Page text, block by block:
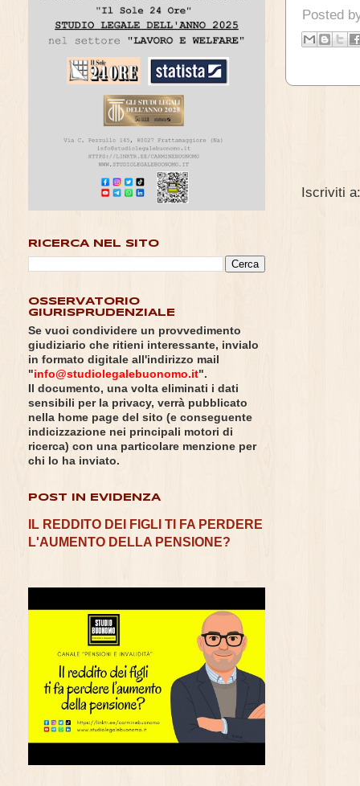
Posted
Iscriviti
RICERCA NEL SITO
OSSERVATORIO
GIURISPRUDENZIALE
Se vuoi condividere un provvedimento
giudiziario che ritieni interessante, invialo
in formato digitale all'indirizzo mail
"info@studiolegalebuonomo.it".
Il documento, una volta eliminati i dati
sensibili per la privacy, verrà pubblicato
nella home page del sito (e conseguente
indicizzazione nei principali motori di
ricerca) con una particolare menzione per
chi lo ha inviato.
POST IN EVIDENZA
IL REDDITO DEI FIGLI TI FA PERDERE
L'AUMENTO DELLA PENSIONE?